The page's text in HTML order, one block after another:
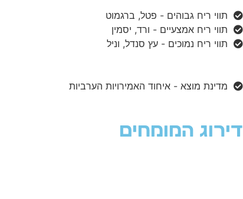
תווי ריח גבוהים - פטל, ברגמוט
תווי ריח אמצעיים - ורד, יסמין
תווי ריח נמוכים - עץ סנדל, וניל
מדינת מוצא - איחוד האמירויות הערביות
דירוג המומחים